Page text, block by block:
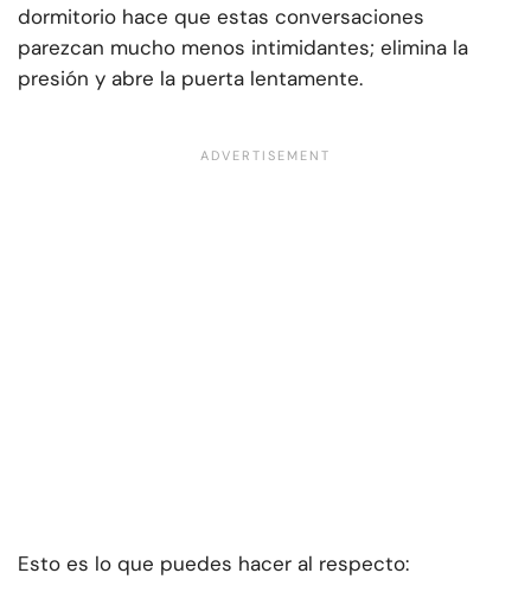
dormitorio hace que estas conversaciones
parezcan mucho menos intimidantes; elimina la
presión y abre la puerta lentamente.
Esto es lo que puedes hacer al respecto: